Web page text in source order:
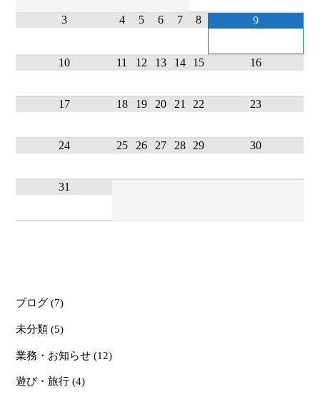
3 4 5 6 7 8 9
10 11 12 13 14 15 16
17 18 19 20 21 22 23
24 25 26 27 28 29 30
31
ブログ (7)
未分類 (5)
業務・お知らせ (12)
遊び・旅行 (4)